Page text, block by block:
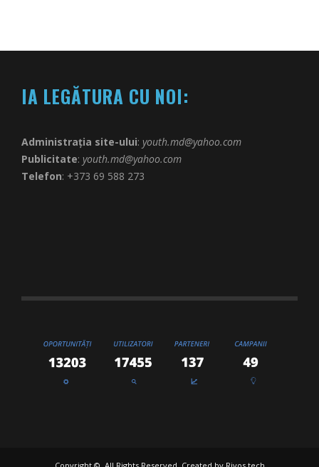
IA LEGĂTURA CU NOI:
Administrația site-ului: youth.md@yahoo.com
Publicitate: youth.md@yahoo.com
Telefon: +373 69 588 273